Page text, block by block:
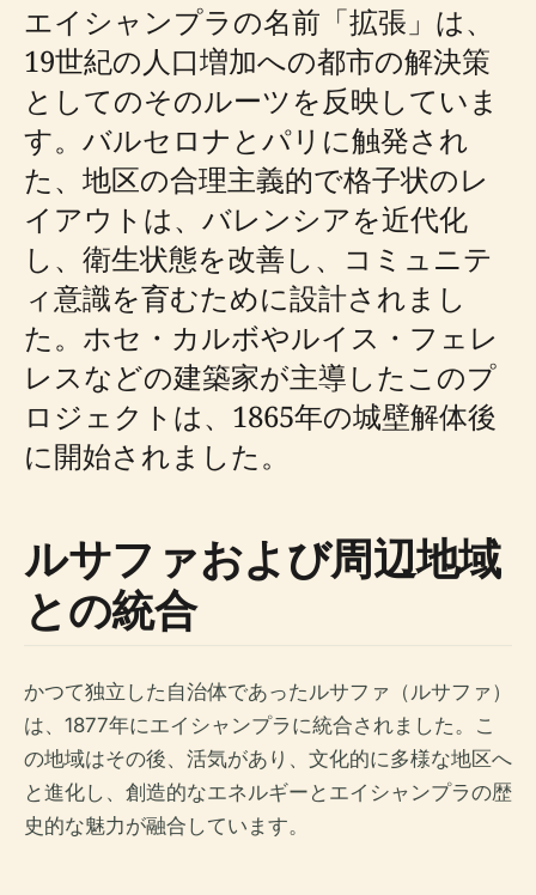
エイシャンプラの名前「拡張」は、
19世紀の人口増加への都市の解決策
としてのそのルーツを反映していま
す。バルセロナとパリに触発され
た、地区の合理主義的で格子状のレ
イアウトは、バレンシアを近代化
し、衛生状態を改善し、コミュニテ
ィ意識を育むために設計されまし
た。ホセ・カルボやルイス・フェレ
レスなどの建築家が主導したこのプ
ロジェクトは、1865年の城壁解体後
に開始されました。
ルサファおよび周辺地域
との統合
かつて独立した自治体であったルサファ（ルサファ）
は、1877年にエイシャンプラに統合されました。こ
の地域はその後、活気があり、文化的に多様な地区へ
と進化し、創造的なエネルギーとエイシャンプラの歴
史的な魅力が融合しています。